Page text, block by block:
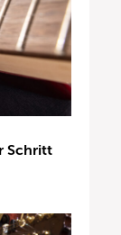
Schritt